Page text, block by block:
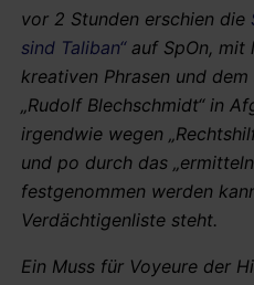
vor 2 Stunden erschien die
sind Taliban“auf SpOn, mit
kreativen Phrasen und
„Rudolf Blechschmidt“ in
irgendwie wegen
und po durch das
festgenommen werden
Verdächtigenliste steht.
Ein Muss für Voyeure der